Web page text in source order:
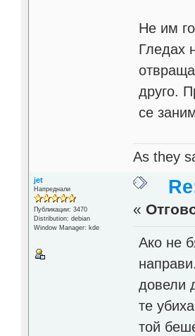
Не им
Гледах
друго.
се
As they
jet
Напреднали
Публикации: 3470
Distribution: debian
Window Manager: kde
«
Ако не
довели
те
той